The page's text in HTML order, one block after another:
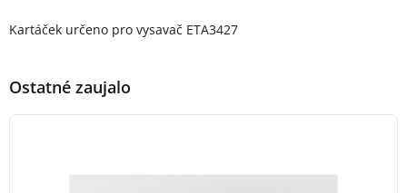
Kartáček určeno pro vysavač ETA3427
Ostatné zaujalo